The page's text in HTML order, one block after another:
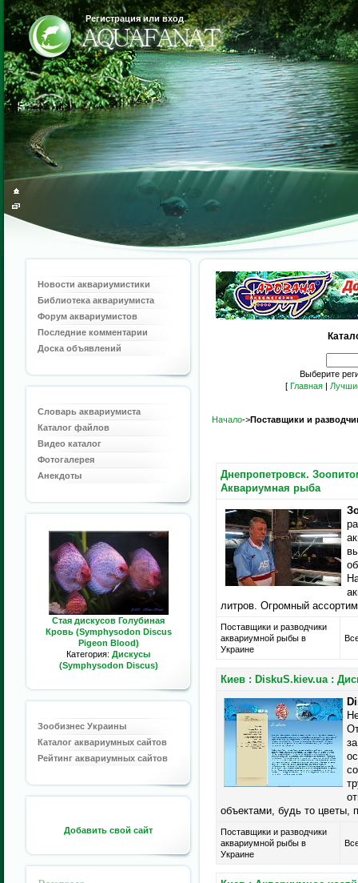
Регистрация или вход
Новости аквариумистики
Библиотека аквариумиста
Форум аквариумистов
Последние комментарии
Доска объявлений
Словарь аквариумиста
Каталог файлов
Видео каталог
Фотогалерея
Анекдоты
Стая дискусов Голубиная
Кровь (Symphysodon Discus
Pigeon Blood)
Категория: Дискусы
(Symphysodon Discus)
Зообизнес Украины
Каталог аквариумных сайтов
Рейтинг аквариумных сайтов
Добавить свой сайт
Выберите
[ Главная |
Начало->Поставщики и
Днепропетровск.
Аквариумная рыба
литров. Огромный
Поставщики и разводчики
аквариумной рыбы в
Украине
Киев : DiskuS.kiev.ua :
объектами, будь то цветы,
Поставщики и разводчики
аквариумной рыбы в
Украине